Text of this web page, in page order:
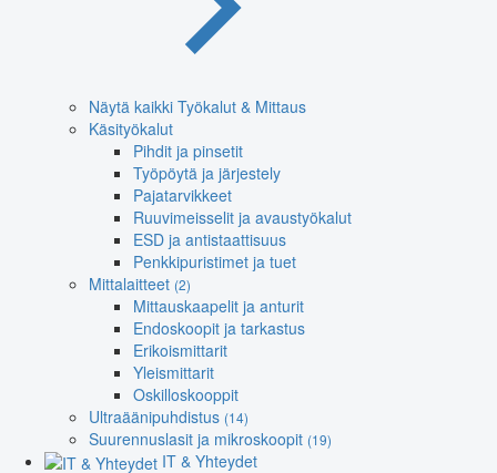
Näytä kaikki Työkalut & Mittaus
Käsityökalut
Pihdit ja pinsetit
Työpöytä ja järjestely
Pajatarvikkeet
Ruuvimeisselit ja avaustyökalut
ESD ja antistaattisuus
Penkkipuristimet ja tuet
Mittalaitteet (2)
Mittauskaapelit ja anturit
Endoskoopit ja tarkastus
Erikoismittarit
Yleismittarit
Oskilloskooppit
Ultraäänipuhdistus (14)
Suurennuslasit ja mikroskoopit (19)
IT & Yhteydet